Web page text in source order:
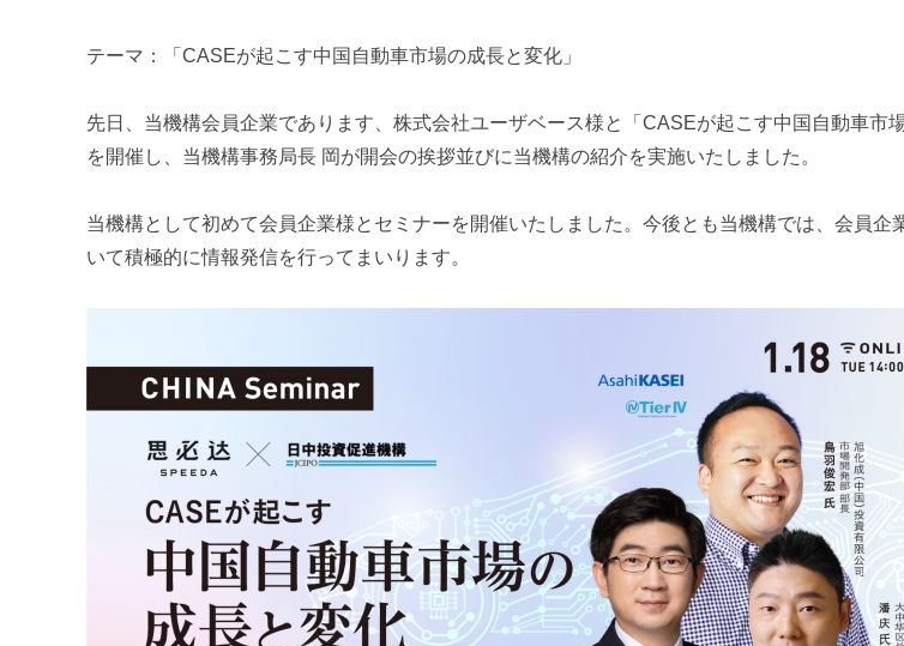
テーマ：「CASEが起こす中国自動車市場の成長と変化」
先日、当機構会員企業であります、株式会社ユーザベース様と「CASEが起こす中国自動車市
を開催し、当機構事務局長 岡が開会の挨拶並びに当機構の紹介を実施いたしました。
当機構として初めて会員企業様とセミナーを開催いたしました。今後とも当機構では、会員企
いて積極的に情報発信を行ってまいります。